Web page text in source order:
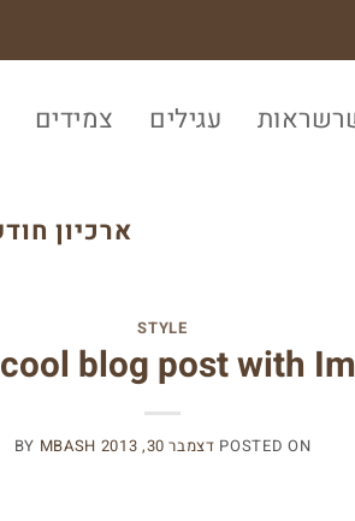
עגילים צמידים
ארכיון
STYLE
blog post with
POSTED ON דצמבר 30, 2013 BY MBASH